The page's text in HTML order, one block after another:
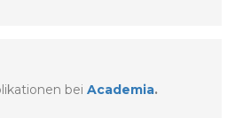
bei Academia.